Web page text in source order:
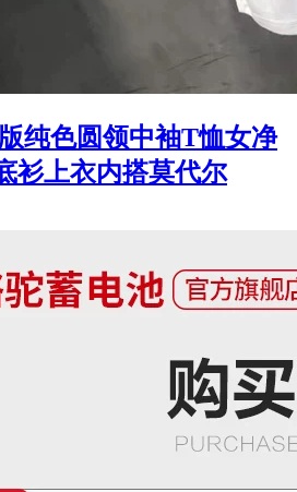
纯色圆领中袖T恤女净
衫上衣内搭莫代尔